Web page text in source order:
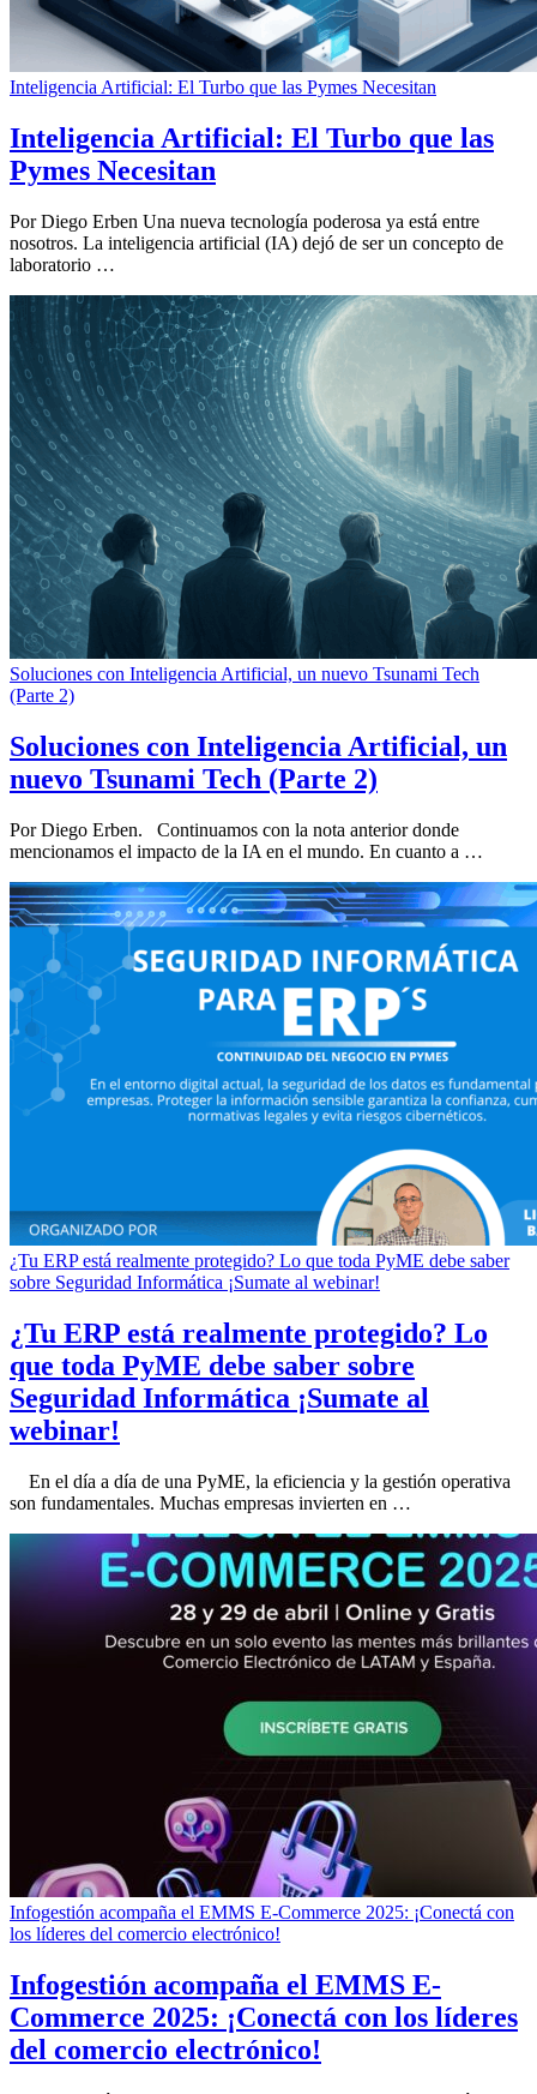
Inteligencia Artificial: El Turbo que las Pymes Necesitan
Inteligencia Artificial: El Turbo que las
Pymes Necesitan
Por Diego Erben Una nueva tecnología poderosa ya está entre
nosotros. La inteligencia artificial (IA) dejó de ser un concepto de
laboratorio …
Soluciones con Inteligencia Artificial, un nuevo Tsunami Tech
(Parte 2)
Soluciones con Inteligencia Artificial, un
nuevo Tsunami Tech (Parte 2)
Por Diego Erben. Continuamos con la nota anterior donde
mencionamos el impacto de la IA en el mundo. En cuanto a …
¿Tu ERP está realmente protegido? Lo que toda PyME debe saber
sobre Seguridad Informática ¡Sumate al webinar!
¿Tu ERP está realmente protegido? Lo
que toda PyME debe saber sobre
Seguridad Informática ¡Sumate al
webinar!
En el día a día de una PyME, la eficiencia y la gestión operativa
son fundamentales. Muchas empresas invierten en …
Infogestión acompaña el EMMS E-Commerce 2025: ¡Conectá con
los líderes del comercio electrónico!
Infogestión acompaña el EMMS E-
Commerce 2025: ¡Conectá con los líderes
del comercio electrónico!